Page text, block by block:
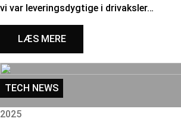
vi var leveringsdygtige i drivaksler…
LÆS MERE
TECH NEWS
2025